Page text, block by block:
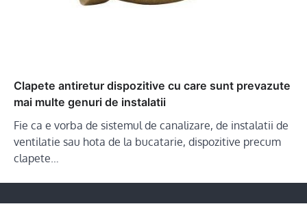
Clapete antiretur dispozitive cu care sunt prevazute
mai multe genuri de instalatii
Fie ca e vorba de sistemul de canalizare, de instalatii de
ventilatie sau hota de la bucatarie, dispozitive precum
clapete…